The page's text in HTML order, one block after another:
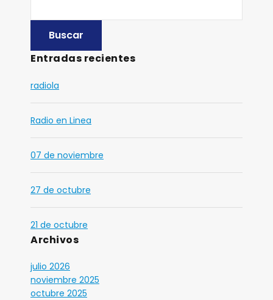
Entradas recientes
radiola
Radio en Linea
07 de noviembre
27 de octubre
21 de octubre
Archivos
julio 2026
noviembre 2025
octubre 2025